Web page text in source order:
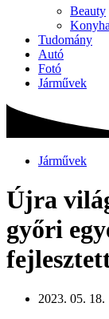
Beauty
Konyha
Tudomány
Autó
Fotó
Járművek
Járművek
Újra
győri
2023. 05. 18.